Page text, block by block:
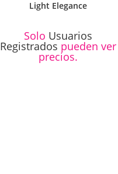
Light Elegance
Solo Usuarios
Registrados pueden ver
precios.